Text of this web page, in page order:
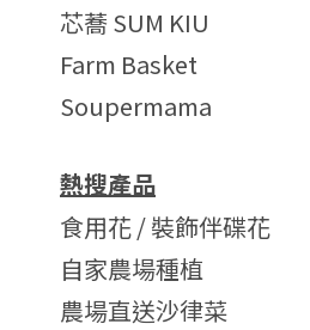
芯蕎 SUM KIU
Farm Basket
Soupermama
熱搜產品
食用花 / 裝飾伴碟花
自家農場種植
農場直送沙律菜